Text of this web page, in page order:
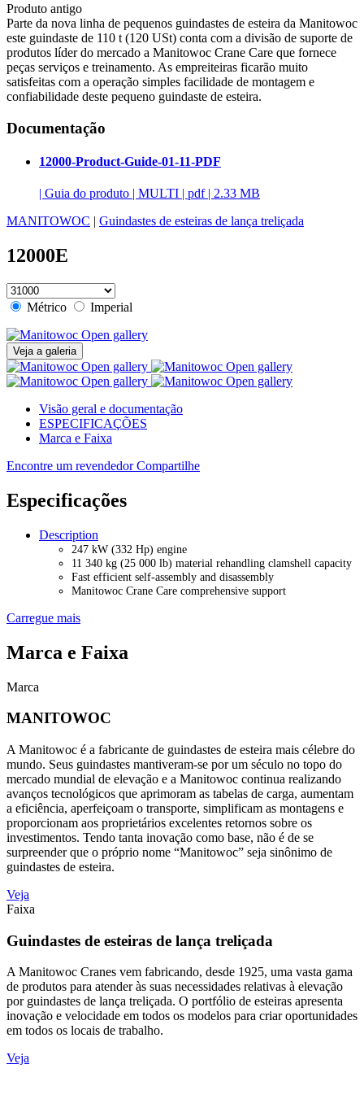
Produto antigo
Parte da nova linha de pequenos guindastes de esteira da Manitowoc
este guindaste de 110 t (120 USt) conta com a divisão de suporte de
produtos líder do mercado a Manitowoc Crane Care que fornece
peças serviços e treinamento. As empreiteiras ficarão muito
satisfeitas com a operação simples facilidade de montagem e
confiabilidade deste pequeno guindaste de esteira.
Documentação
12000-Product-Guide-01-11-PDF
| Guia do produto | MULTI | pdf | 2.33 MB
MANITOWOC | Guindastes de esteiras de lança treliçada
12000E
Métrico
Imperial
Open gallery
Veja a galeria
Open gallery
Open gallery
Open gallery
Open gallery
Visão geral e documentação
ESPECIFICAÇÕES
Marca e Faixa
Encontre um revendedor Compartilhe
Especificações
Description
247 kW (332 Hp) engine
11 340 kg (25 000 lb) material rehandling clamshell capacity
Fast efficient self-assembly and disassembly
Manitowoc Crane Care comprehensive support
Carregue mais
Marca e Faixa
Marca
MANITOWOC
A Manitowoc é a fabricante de guindastes de esteira mais célebre do
mundo. Seus guindastes mantiveram-se por um século no topo do
mercado mundial de elevação e a Manitowoc continua realizando
avanços tecnológicos que aprimoram as tabelas de carga, aumentam
a eficiência, aperfeiçoam o transporte, simplificam as montagens e
proporcionam aos proprietários excelentes retornos sobre os
investimentos. Tendo tanta inovação como base, não é de se
surpreender que o próprio nome “Manitowoc” seja sinônimo de
guindastes de esteira.
Veja
Faixa
Guindastes de esteiras de lança treliçada
A Manitowoc Cranes vem fabricando, desde 1925, uma vasta gama
de produtos para atender às suas necessidades relativas à elevação
por guindastes de lança treliçada. O portfólio de esteiras apresenta
inovação e velocidade em todos os modelos para criar oportunidades
em todos os locais de trabalho.
Veja